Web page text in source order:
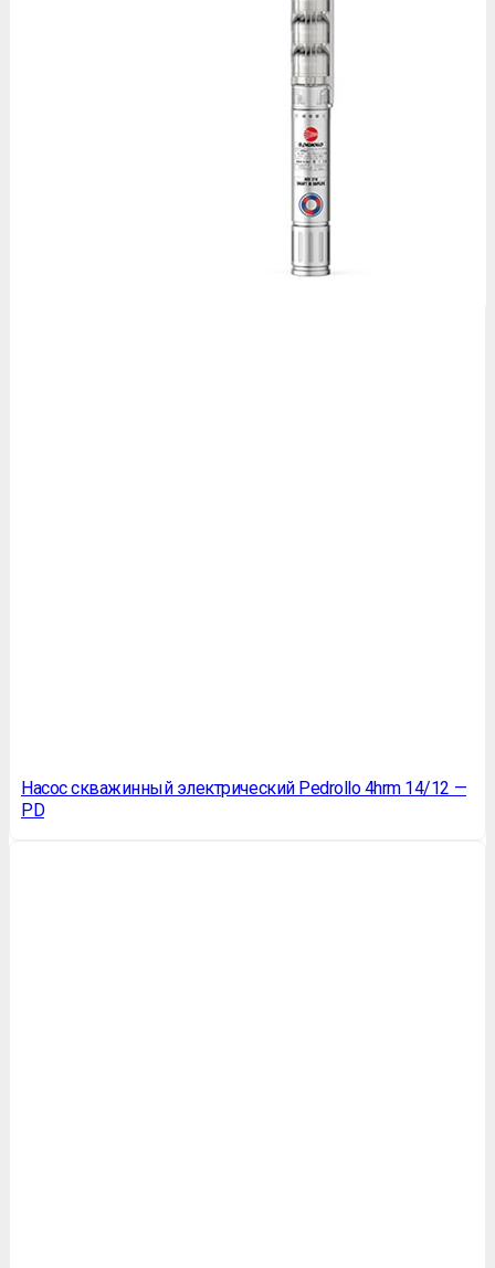
Насос скважинный электрический Pedrollo 4hrm 14/12 —
PD